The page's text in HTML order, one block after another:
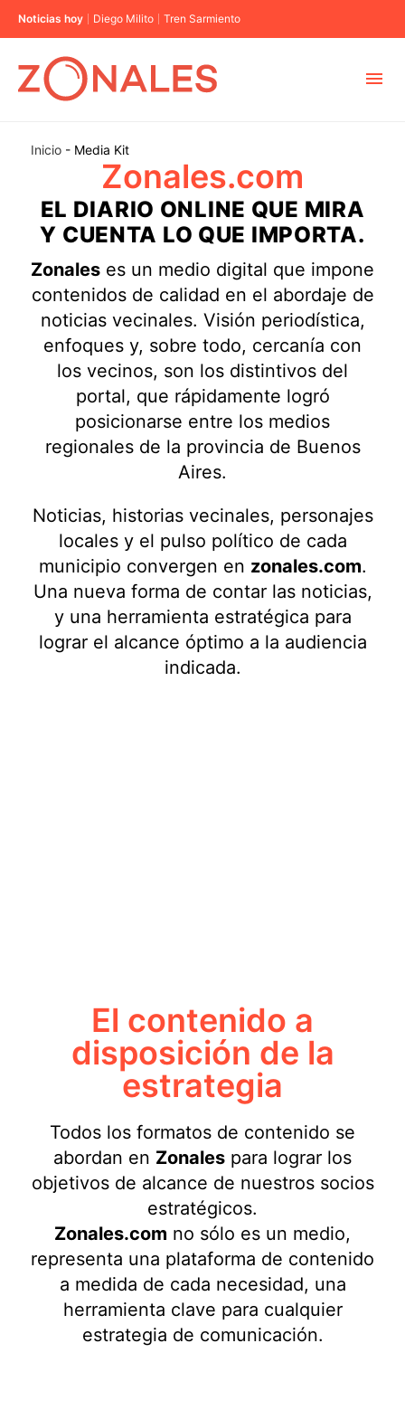
Noticias hoy Diego Milito Tren Sarmiento
BUENOS AIRES
PROVINCIAS
ELECCIONES 2023
Inicio - Media Kit
Zonales.com
EL DIARIO ONLINE QUE MIRA
Y CUENTA LO QUE IMPORTA.
Zonales es un medio digital que impone
contenidos de calidad en el abordaje de
noticias vecinales. Visión periodística,
enfoques y, sobre todo, cercanía con
los vecinos, son los distintivos del
portal, que rápidamente logró
posicionarse entre los medios
regionales de la provincia de Buenos
Aires.
Noticias, historias vecinales, personajes
locales y el pulso político de cada
municipio convergen en zonales.com.
Una nueva forma de contar las noticias,
y una herramienta estratégica para
lograr el alcance óptimo a la audiencia
indicada.
El contenido a
disposición de la
estrategia
Todos los formatos de contenido se
abordan en Zonales para lograr los
objetivos de alcance de nuestros socios
estratégicos.
Zonales.com no sólo es un medio,
representa una plataforma de contenido
a medida de cada necesidad, una
herramienta clave para cualquier
estrategia de comunicación.